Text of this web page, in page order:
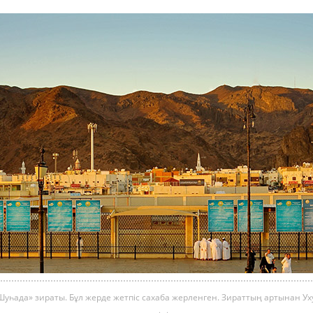
зираты. Бұл жерде жетпіс сахаба жерленген. Зираттың артынан